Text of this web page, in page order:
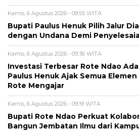
Kamis, 6 Agustus 2026 - 09:55 WITA
Bupati Paulus Henuk Pilih Jalur
dengan Undana Demi
Kamis, 6 Agustus 2026 - 09:36 WITA
Investasi Terbesar Rote Ndao
Paulus Henuk Ajak Semua
Rote Mengajar
Kamis, 6 Agustus 2026 - 09:19 WITA
Bupati Rote Ndao Perkuat
Bangun Jembatan Ilmu dari